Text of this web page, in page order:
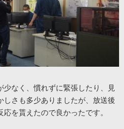
少なく、慣れずに緊張したり、見
しさも多少ありましたが、放送後
を貰えたので良かったです。